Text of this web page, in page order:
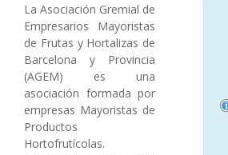
La Asociación Gremial de
Empresarios Mayoristas
de Frutas y Hortalizas de
Barcelona y Provincia
(AGEM) es una
asociación formada por
empresas Mayoristas de
Productos
Hortofrutícolas.